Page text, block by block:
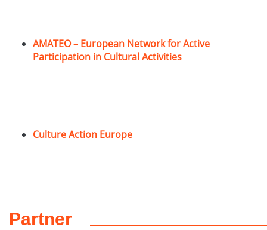
AMATEO – European Network for Active
Participation in Cultural Activities
Culture Action Europe
Partner